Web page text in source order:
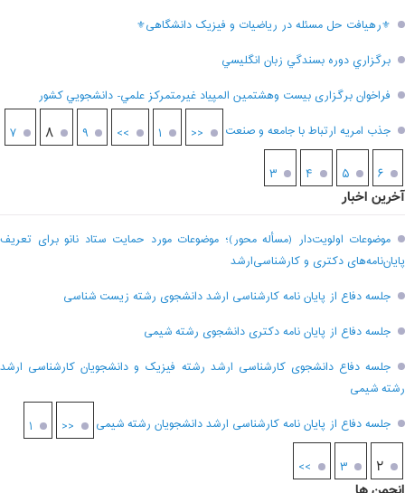
⚜رهیافت حل مسئله در ریاضیات و فیزیک دانشگاهی⚜
برگزاري دوره بسندگي زبان انگليسي
فراخوان برگزاری بيست وهشتمين المپياد غيرمتمركز علمي- دانشجويي كشور
جذب امریه ارتباط با جامعه و صنعت
<< ۱
۳ ۴ ۵ ۶
۷ ۸ ۹ >>
آخرین اخبار
موضوعات اولویت‌دار (مسأله محور)؛ موضوعات مورد حمایت ستاد نانو برای تعریف
پایان‌نامه‌های دکتری و کارشناسی‌ارشد
جلسه دفاع از پایان نامه کارشناسی ارشد دانشجوی رشته زیست شناسی
جلسه دفاع از پایان نامه دکتری دانشجوی رشته شیمی
جلسه دفاع دانشجوی کارشناسی ارشد رشته فیزیک و دانشجویان کارشناسی ارشد
رشته شیمی
جلسه دفاع از پایان نامه کارشناسی ارشد دانشجویان رشته شیمی
<< ۱
۲ ۳ >>